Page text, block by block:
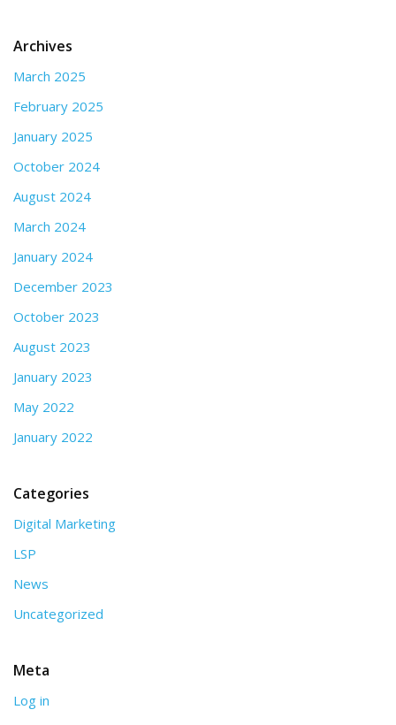
Archives
March 2025
February 2025
January 2025
October 2024
August 2024
March 2024
January 2024
December 2023
October 2023
August 2023
January 2023
May 2022
January 2022
Categories
Digital Marketing
LSP
News
Uncategorized
Meta
Log in